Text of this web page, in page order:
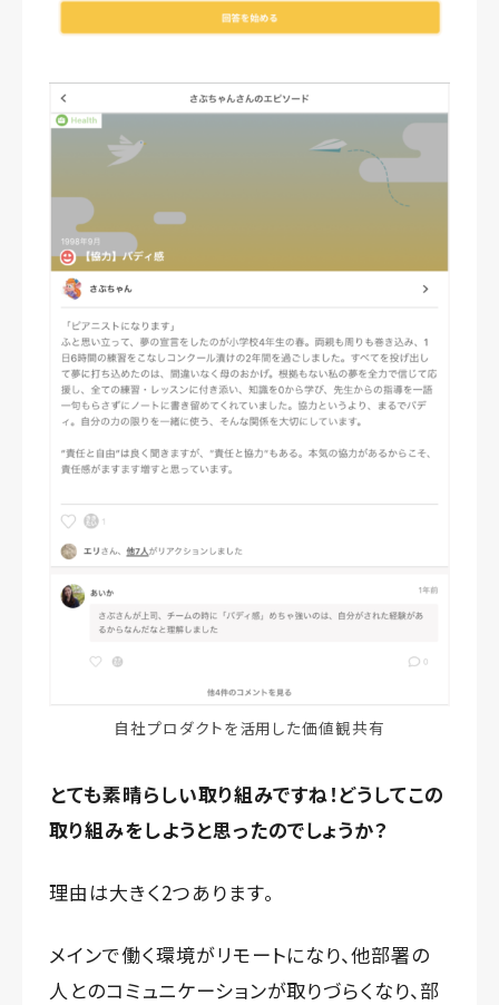
自社プロダクトを活用した価値観共有
とても素晴らしい取り組みですね！どうしてこの
取り組みをしようと思ったのでしょうか？
理由は大きく2つあります。
メインで働く環境がリモートになり、他部署の
人とのコミュニケーションが取りづらくなり、部